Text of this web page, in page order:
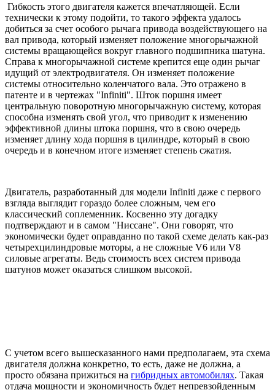
Гибкость этого двигателя кажется впечатляющей. Если
технически к этому подойти, то такого эффекта удалось
добиться за счет особого рычага привода воздействующего на
вал привода, который изменяет положение многорычажной
системы вращающейся вокруг главного подшипника шатуна.
Справа к многорычажной системе крепится еще один рычаг
идущий от электродвигателя. Он изменяет положение
системы относительно коленчатого вала. Это отражено в
патенте и в чертежах "Infiniti". Шток поршня имеет
центральную поворотную многорычажную систему, которая
способна изменять свой угол, что приводит к изменению
эффективной длины штока поршня, что в свою очередь
изменяет длину хода поршня в цилиндре, который в свою
очередь и в конечном итоге изменяет степень сжатия.
Двигатель, разработанный для модели Infiniti даже с первого
взгляда выглядит гораздо более сложным, чем его
классический соплеменник. Косвенно эту догадку
подтверждают и в самом "Ниссане". Они говорят, что
экономически будет оправданно по такой схеме делать как-раз
четырехцилиндровые моторы, а не сложные V6 или V8
силовые агрегаты. Ведь стоимость всех систем привода
шатунов может оказаться слишком высокой.
С учетом всего вышесказанного нами предполагаем, эта схема
двигателя должна конкретно, то есть, даже не должна, а
просто обязана прижиться на гибридных автомобилях. Такая
отдача мощности и экономичность будет непревзойденным